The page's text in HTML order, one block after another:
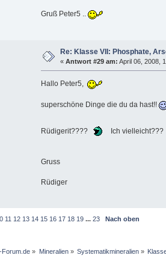
Gruß Peter5 ..
Re: Klasse VII: Phosphate,
« Antwort #29 am: April 06, 2008,
Hallo Peter5,
superschöne Dinge die du da hast!!
Rüdigerit???? Ich vielleicht???
Gruss
Rüdiger
11 12 13 14 15 16 17 18 19 ...23
Nach oben
Forum.de » Mineralien» Systematikmineralien»